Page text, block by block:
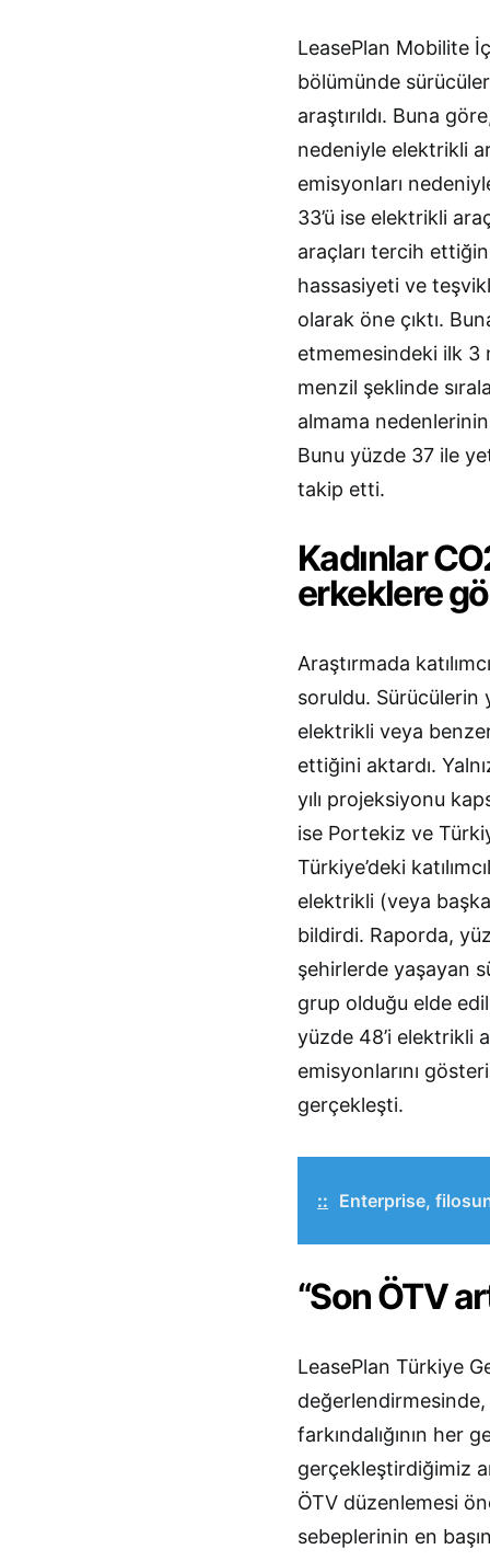
LeasePlan Mobilite
bölümünde
araştırıldı. Buna
nedeniyle elektrikli
emisyonları
33’ü ise elektrikli
araçları tercih
hassasiyeti ve
olarak öne çıktı.
etmemesindeki ilk 3
menzil şeklinde
almama
Bunu yüzde 37 ile
takip etti.
Kadınlar
erkeklere
Araştırmada
soruldu. Sürücülerin
elektrikli veya
ettiğini aktardı.
yılı projeksiyonu
ise Portekiz ve
Türkiye’deki
elektrikli (veya başka
bildirdi. Raporda,
şehirlerde yaşayan
grup olduğu elde
yüzde 48’i elektrikli
emisyonlarını
gerçekleşti.
:: Enterprise,
“Son ÖTV
LeasePlan Türkiye
değerlendirmesinde,
farkındalığının her
gerçekleştirdiğimiz
ÖTV düzenlemesi
sebeplerinin en